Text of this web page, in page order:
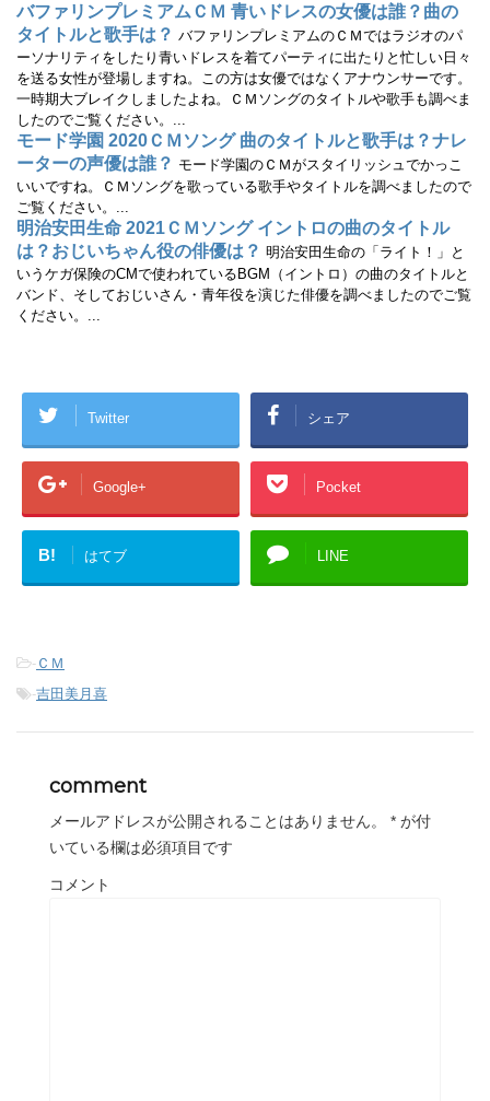
バファリンプレミアムＣＭ 青いドレスの女優は誰？曲の
タイトルと歌手は？ バファリンプレミアムのＣＭではラジオのパ
ーソナリティをしたり青いドレスを着てパーティに出たりと忙しい日々
を送る女性が登場しますね。この方は女優ではなくアナウンサーです。
一時期大ブレイクしましたよね。ＣＭソングのタイトルや歌手も調べま
したのでご覧ください。...
モード学園 2020ＣＭソング 曲のタイトルと歌手は？ナレ
ーターの声優は誰？ モード学園のＣＭがスタイリッシュでかっこ
いいですね。ＣＭソングを歌っている歌手やタイトルを調べましたので
ご覧ください。...
明治安田生命 2021ＣＭソング イントロの曲のタイトル
は？おじいちゃん役の俳優は？ 明治安田生命の「ライト！」と
いうケガ保険のCMで使われているBGM（イントロ）の曲のタイトルと
バンド、そしておじいさん・青年役を演じた俳優を調べましたのでご覧
ください。...
Twitter シェア
Google+ Pocket
B! はてブ LINE
- ＣＭ
-吉田美月喜
comment
メールアドレスが公開されることはありません。 * が付
いている欄は必須項目です
コメント